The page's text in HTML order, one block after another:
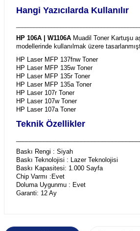
Hangi Yazıcılarda Kullanılır
HP 106A | W1106A Muadil Toner Kartuşu
modellerinde kullanılmak üzere
HP Laser MFP 137fnw Toner
HP Laser MFP 135w Toner
HP Laser MFP 135r Toner
HP Laser MFP 135a Toner
HP Laser 107r Toner
HP Laser 107w Toner
HP Laser 107a Toner
Teknik Özellikler
Baskı Rengi : Siyah
Baskı Teknolojisi : Lazer Teknolojisi
Baskı Kapasitesi: 1.000 Sayfa
Chip Varmı :Evet
Doluma Uygunmu : Evet
Garanti: 12 Ay